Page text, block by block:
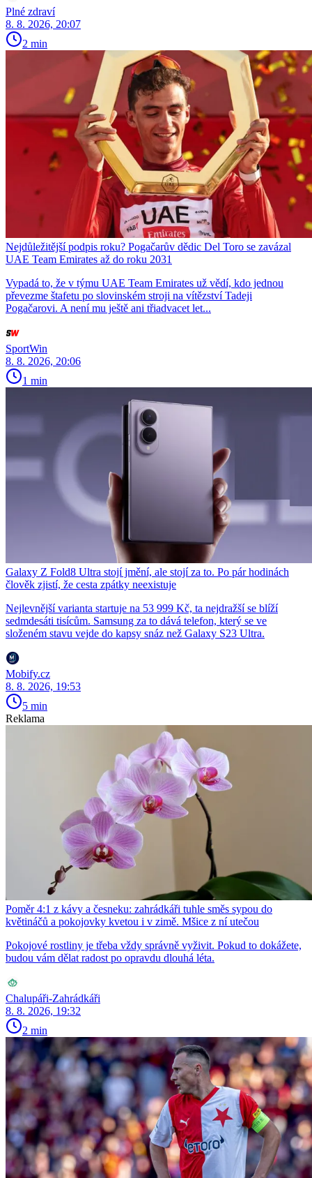
Plné zdraví
8. 8. 2026, 20:07
2 min
Nejdůležitější podpis roku? Pogačarův dědic Del Toro se zavázal
UAE Team Emirates až do roku 2031
Vypadá to, že v týmu UAE Team Emirates už vědí, kdo jednou
převezme štafetu po slovinském stroji na vítězství Tadeji
Pogačarovi. A není mu ještě ani třiadvacet let...
SportWin
8. 8. 2026, 20:06
1 min
Galaxy Z Fold8 Ultra stojí jmění, ale stojí za to. Po pár hodinách
člověk zjistí, že cesta zpátky neexistuje
Nejlevnější varianta startuje na 53 999 Kč, ta nejdražší se blíží
sedmdesáti tisícům. Samsung za to dává telefon, který se ve
složeném stavu vejde do kapsy snáz než Galaxy S23 Ultra.
Mobify.cz
8. 8. 2026, 19:53
5 min
Reklama
Poměr 4:1 z kávy a česneku: zahrádkáři tuhle směs sypou do
květináčů a pokojovky kvetou i v zimě. Mšice z ní utečou
Pokojové rostliny je třeba vždy správně vyživit. Pokud to dokážete,
budou vám dělat radost po opravdu dlouhá léta.
Chalupáři-Zahrádkáři
8. 8. 2026, 19:32
2 min